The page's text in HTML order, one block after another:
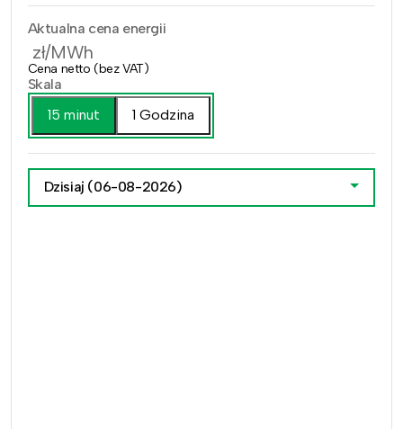
Aktualna cena energii
zł/MWh
Cena netto (bez VAT)
Skala
15 minut
1 Godzina
Dzisiaj (06-08-2026)